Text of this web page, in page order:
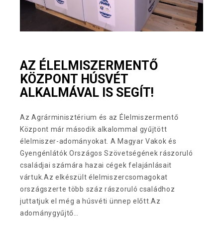
AZ ÉLELMISZERMENTŐ
KÖZPONT HÚSVÉT
ALKALMÁVAL IS SEGÍT!
Az Agrárminisztérium és az Élelmiszermentő
Központ már második alkalommal gyűjtött
élelmiszer-adományokat. A Magyar Vakok és
Gyengénlátók Országos Szövetségének rászoruló
családjai számára hazai cégek felajánlásait
vártuk.Az elkészült élelmiszercsomagokat
országszerte több száz rászoruló családhoz
juttatjuk el még a húsvéti ünnep előtt.Az
adománygyűjtő…